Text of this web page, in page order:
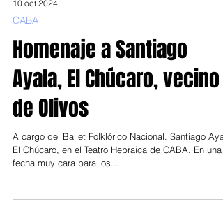
CABA
Homenaje a Santiago
Ayala, El Chúcaro, vecino
de Olivos
A cargo del Ballet Folklórico Nacional. Santiago